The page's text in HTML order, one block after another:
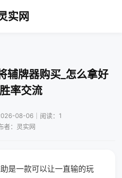
实网
辅牌器购买_怎么拿好
率交流
08-06｜阅读：1
者：灵实网
是一款可以让一直输的玩